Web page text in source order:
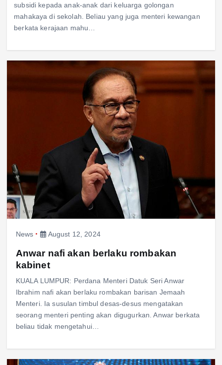
subsidi kepada anak-anak dari keluarga golongan
mahakaya di sekolah. Beliau yang juga menteri kewangan
berkata kerajaan mahu…
News August 12, 2024
Anwar nafi akan berlaku rombakan
kabinet
KUALA LUMPUR: Perdana Menteri Datuk Seri Anwar
Ibrahim nafi akan berlaku rombakan barisan Jemaah
Menteri. Ia susulan timbul desas-desus mengatakan
seorang menteri penting akan digugurkan. Anwar berkata
beliau tidak mengetahui…